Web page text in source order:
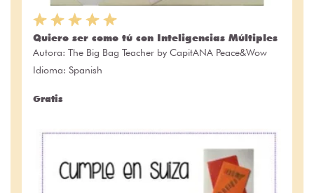
Quiero ser como tú con Inteligencias Múltiples
Autora: The Big Bag Teacher by CapitANA Peace&Wow
Idioma: Spanish
Gratis